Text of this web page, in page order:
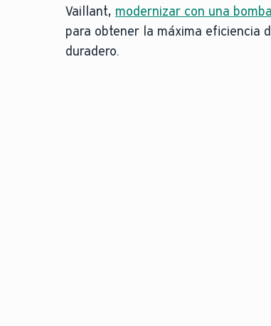
Vaillant, modernizar con una
para obtener la máxima eficiencia
duradero.